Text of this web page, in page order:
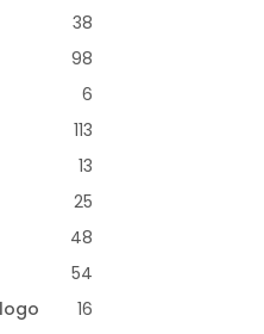
38
98
6
113
13
25
48
54
16